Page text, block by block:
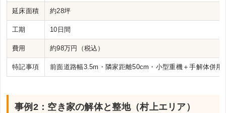
延床面積 約28坪
工期 10日間
費用 約98万円（税込）
特記事項 前面道路幅3.5m・隣家距離50cm・小型重機＋手解体併
事例2：空き家の解体と整地（村上エリア）